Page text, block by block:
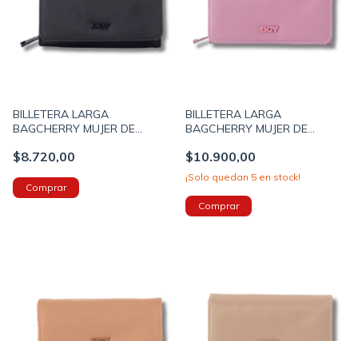
BILLETERA LARGA
BAGCHERRY MUJER DE
19X10X4 COLOR NEGRO
$8.720,00
BILLETERA LARGA
BAGCHERRY MUJER DE
19X10X4 COLOR ROSA
(267010B)
$10.900,00
¡Solo quedan 5 en stock!